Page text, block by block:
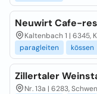
Neuwirt Cafe-
Kaltenbach 1 | 6345,
paragleiten
kössen
Zillertaler
Nr. 13a | 6283,